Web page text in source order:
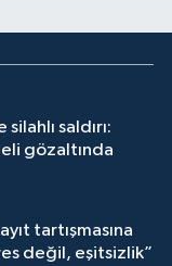
saldırı:
gözaltında
tartışmasına
değil, eşitsizlik”